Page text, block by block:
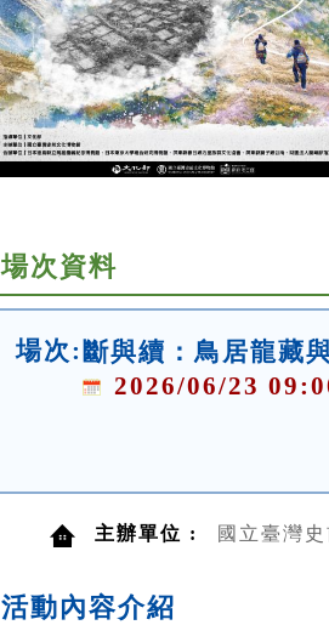
場次資料
場次: 斷與續：鳥居龍藏
2026/06/23
主辦單位 : 國立臺灣
活動內容介紹